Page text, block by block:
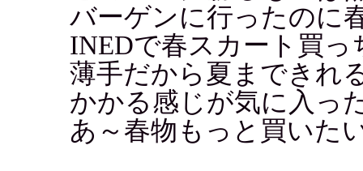
バーゲンに行ったのに
INEDで春スカート買っ
薄手だから夏まできれ
かかる感じが気に入っ
あ～春物もっと買いた